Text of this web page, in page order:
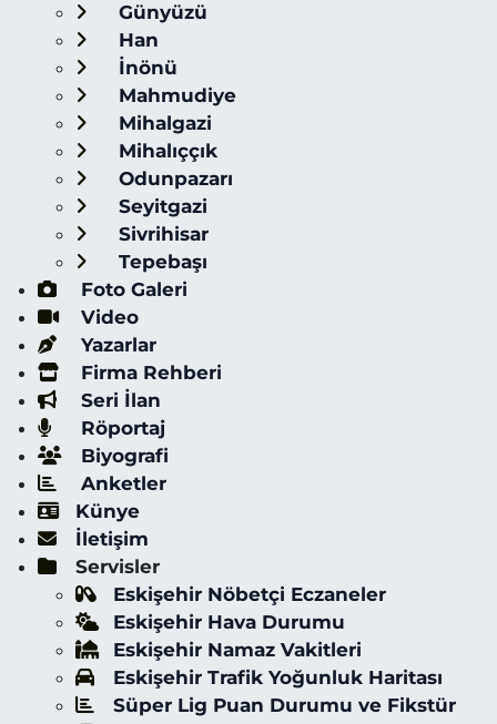
Günyüzü
Han
İnönü
Mahmudiye
Mihalgazi
Mihalıççık
Odunpazarı
Seyitgazi
Sivrihisar
Tepebaşı
Foto Galeri
Video
Yazarlar
Firma Rehberi
Seri İlan
Röportaj
Biyografi
Anketler
Künye
İletişim
Servisler
Eskişehir Nöbetçi Eczaneler
Eskişehir Hava Durumu
Eskişehir Namaz Vakitleri
Eskişehir Trafik Yoğunluk Haritası
Süper Lig Puan Durumu ve Fikstür